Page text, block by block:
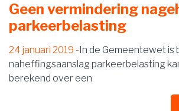
Geen vermindering
parkeerbelasting
24 januari 2019 In de Gemeentewet is
naheffingsaanslag parkeerbelasting
berekend over een